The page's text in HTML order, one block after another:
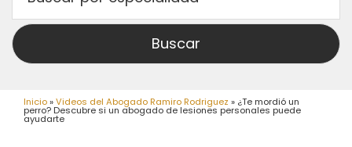
Inicio»Videos del Abogado Ramiro Rodriguez » ¿Te mordió un
perro? Descubre si un abogado de lesiones personales puede
ayudarte